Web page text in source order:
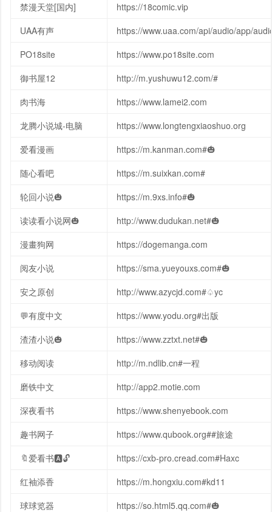
禁漫天堂[国内]
https://18comic.vip
UAA有声
https://www.uaa.com/api/audio/app/
PO18site
https://www.po18site.com
御书屋12
http://m.yushuwu12.com/#
肉书海
https://www.lamei2.com
龙腾小说城-电脑
https://www.longtengxiaoshuo.org
爱看漫画
https://m.kanman.com#🎃
随心看吧
https://m.suixkan.com#
️轮回小说🎃
https://m.9xs.info#🎃
读读看小说网🎃
http://www.dudukan.net#🎃
漫畫狗网
https://dogemanga.com
阅友小说
https://sma.yueyouxs.com#🎃
安之原创
http://www.azycjd.com#♤yc
💬有度中文
https://www.yodu.org#出版
渣渣小说🎃
https://www.zztxt.net#🎃
移动阅读
http://m.ndlib.cn#一程
磨铁中文
http://app2.motie.com
深夜看书
https://www.shenyebook.com
趣书网子
https://www.qubook.org##旅途
🔖爱看书🅰🔓
https://cxb-pro.cread.com#Haxc
红袖添香
https://m.hongxiu.com#kd11
球球览器
https://so.html5.qq.com#🎃